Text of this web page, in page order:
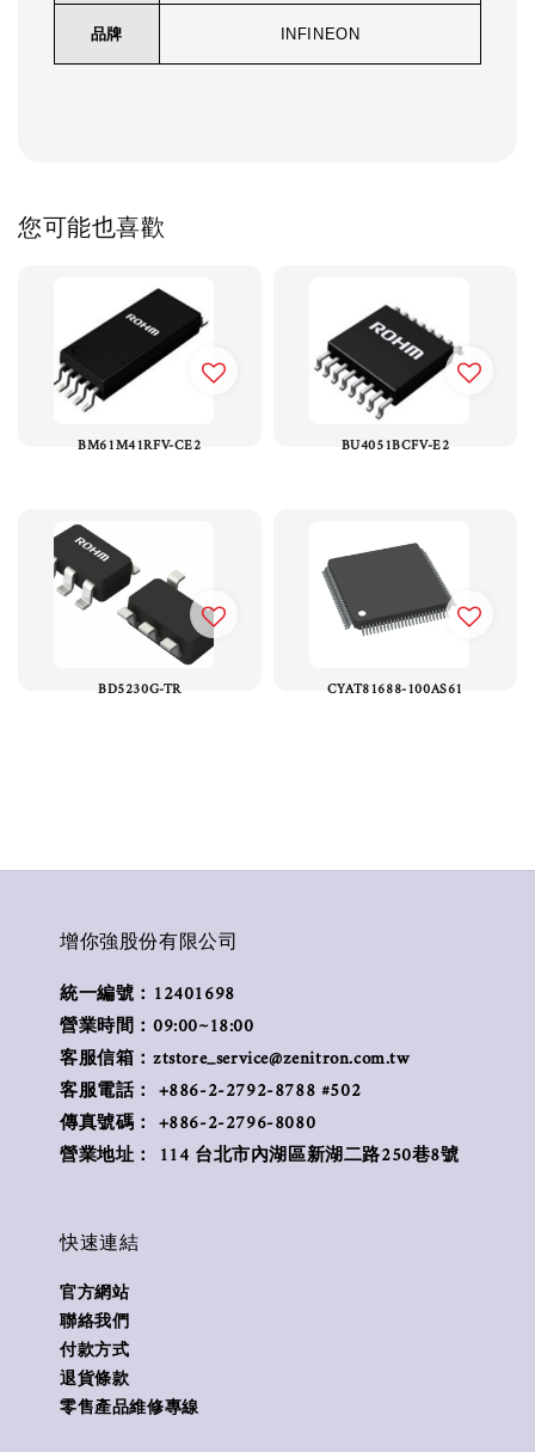
品牌 INFINEON
您可能也喜歡
BM61M41RFV-CE2 BU4051BCFV-E2
BD5230G-TR CYAT81688-100AS61
增你強股份有限公司
統一編號：12401698
營業時間：09:00~18:00
客服信箱：ztstore_service@zenitron.com.tw
客服電話： +886-2-2792-8788 #502
傳真號碼： +886-2-2796-8080
營業地址： 114 台北市內湖區新湖二路250巷8號
快速連結
官方網站
聯絡我們
付款方式
退貨條款
零售產品維修專線